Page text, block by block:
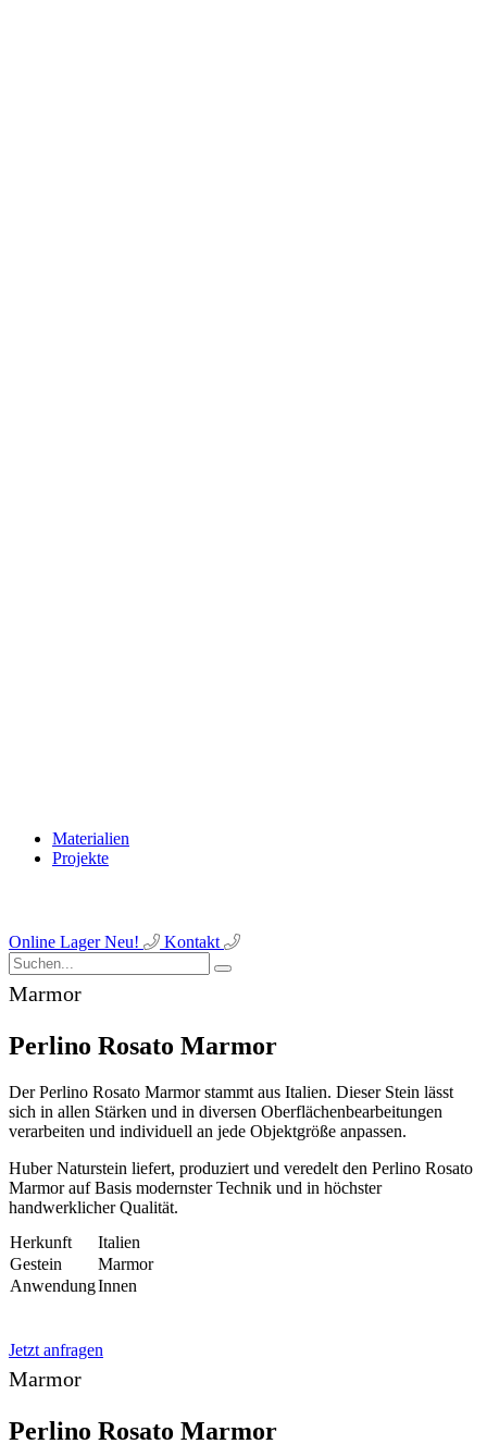
Materialien
Projekte
Online LagerNeu! Kontakt
Marmor
Perlino Rosato Marmor
Der Perlino Rosato Marmor stammt aus Italien. Dieser Stein lässt
sich in allen Stärken und in diversen Oberflächenbearbeitungen
verarbeiten und individuell an jede Objektgröße anpassen.
Huber Naturstein liefert, produziert und veredelt den Perlino Rosato
Marmor auf Basis modernster Technik und in höchster
handwerklicher Qualität.
Herkunft
Italien
Gestein
Marmor
AnwendungInnen
Jetzt anfragen
Marmor
Perlino Rosato Marmor